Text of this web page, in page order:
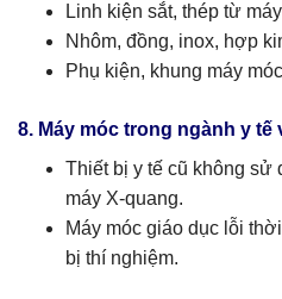
Linh kiện sắt, thép từ
Nhôm, đồng, inox, hợp
Phụ kiện, khung máy
8. Máy móc trong ngành y tế
Thiết bị y tế cũ không sử
máy X-quang.
Máy móc giáo dục lỗi
bị thí nghiệm.